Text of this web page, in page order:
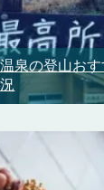
泉の登山お